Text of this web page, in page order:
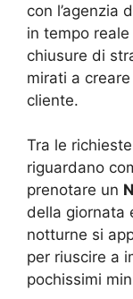
con l’agenzia
in tempo
chiusure di
mirati a
cliente.
Tra le
riguardano
prenotare un
della giornata
notturne si
per riuscire a
pochissimi